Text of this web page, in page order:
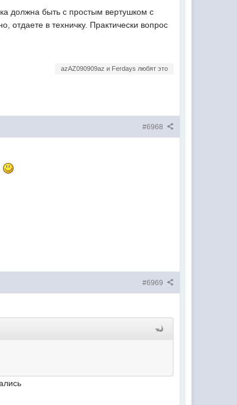
должна быть с простым вертушком с
отдаете в техничку. Практически вопрос
azAZ090909az и Ferdays любят это
#6968
#6969